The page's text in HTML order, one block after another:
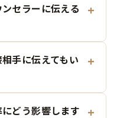
セラーに伝える
手に伝えてもい
どう影響します